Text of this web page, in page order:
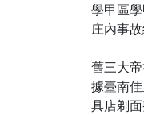
學甲區
庄內事
舊三大
據臺南
具店剃